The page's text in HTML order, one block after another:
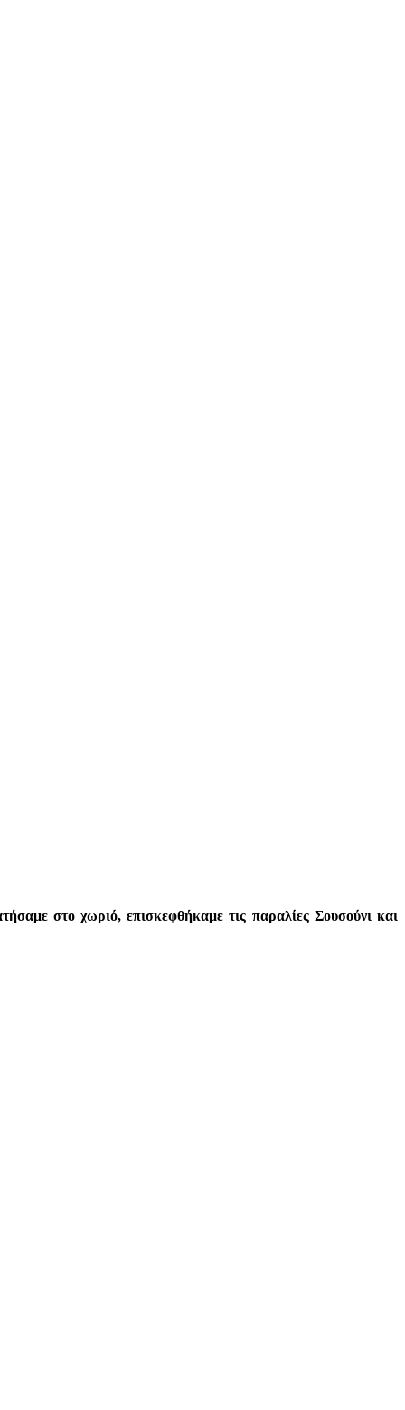
στο χωριό, επισκεφθήκαμε τις παραλίες Σουσούνι και